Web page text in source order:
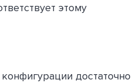
этому
достаточно